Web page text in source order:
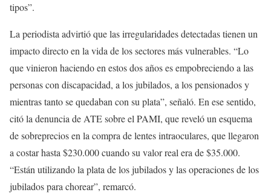
tipos”.
La periodista advirtió que las irregularidades detectadas tienen un
impacto directo en la vida de los sectores más vulnerables. “Lo
que vinieron haciendo en estos dos años es empobreciendo a las
personas con discapacidad, a los jubilados, a los pensionados y
mientras tanto se quedaban con su plata”, señaló. En ese sentido,
citó la denuncia de ATE sobre el PAMI, que reveló un esquema
de sobreprecios en la compra de lentes intraoculares, que llegaron
a costar hasta $230.000 cuando su valor real era de $35.000.
“Están utilizando la plata de los jubilados y las operaciones de los
jubilados para chorear”, remarcó.